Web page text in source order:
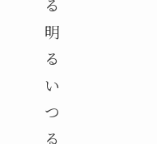
る
明
る
い
つ
る